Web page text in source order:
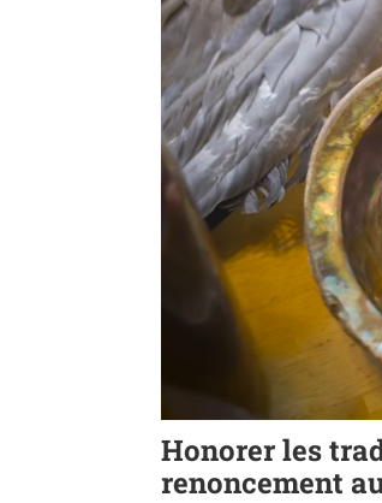
Honorer les
renoncement